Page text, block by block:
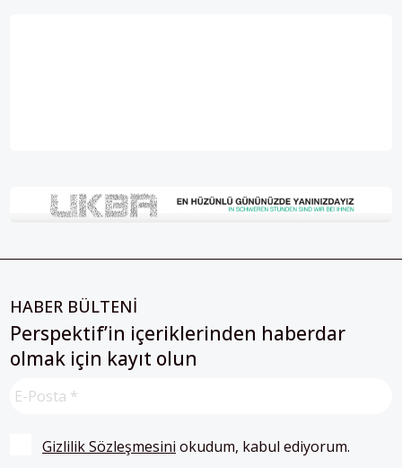
HABER BÜLTENİ
Perspektif’in içeriklerinden haberdar
olmak için kayıt olun
Gizlilik Sözleşmesini okudum, kabul ediyorum.